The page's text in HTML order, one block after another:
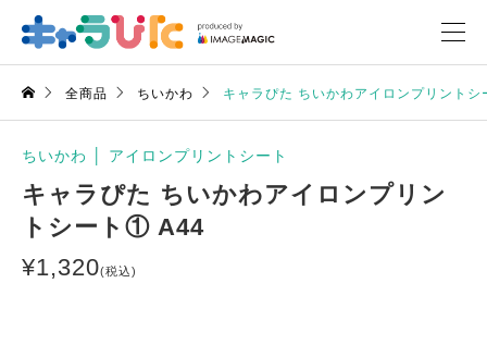
全商品 ちいかわ キャラぴた ちいかわアイロンプリント
ちいかわ アイロンプリントシート
キャラぴた ちいかわアイロンプリン
トシート① A44
¥1,320(税込)